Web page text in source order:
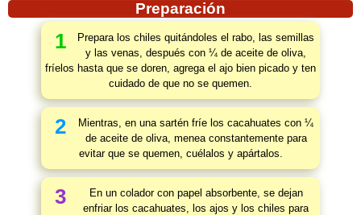
Preparación
1
Prepara los chiles quitándoles el rabo, las semillas
y las venas, después con ¼ de aceite de oliva,
fríelos hasta que se doren, agrega el ajo bien picado y ten
cuidado de que no se quemen.
2
Mientras, en una sartén fríe los cacahuates con ¼
de aceite de oliva, menea constantemente para
evitar que se quemen, cuélalos y apártalos.
3
En un colador con papel absorbente, se dejan
enfriar los cacahuates, los ajos y los chiles para